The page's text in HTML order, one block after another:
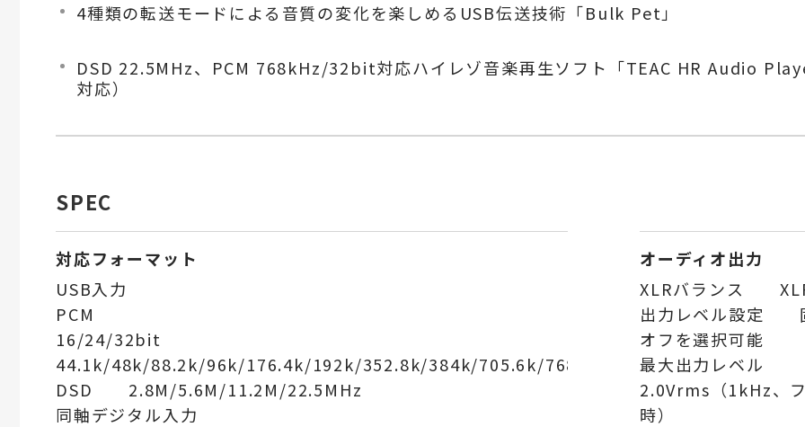
4種類の転送モードによる音質の変化を楽しめるUSB伝送技術「Bulk Pet」
DSD 22.5MHz、PCM 768kHz/32bit対応ハイレゾ音楽再生ソフト「TEAC HR Audio
対応）
SPEC
対応フォーマット
USB入力
PCM
16/24/32bit
44.1k/48k/88.2k/96k/176.4k/192k/352.8k/384k/705.6k/768kHz
DSD 2.8M/5.6M/11.2M/22.5MHz
同軸デジタル入力
オーディオ出力
XLRバランス
出力レベル設定
オフを選択可能
最大出力レベル
2.0Vrms（1kHz、
時）